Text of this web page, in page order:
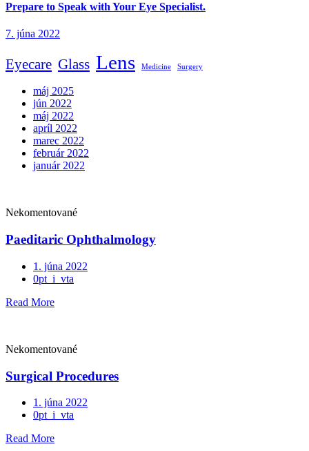
Prepare to Speak with Your Eye Specialist.
7. júna 2022
Eyecare Glass Lens Medicine Surgery
máj 2025
jún 2022
máj 2022
apríl 2022
marec 2022
február 2022
január 2022
Nekomentované
Paeditaric Ophthalmology
1. júna 2022
0pt_i_vta
Read More
Nekomentované
Surgical Procedures
1. júna 2022
0pt_i_vta
Read More